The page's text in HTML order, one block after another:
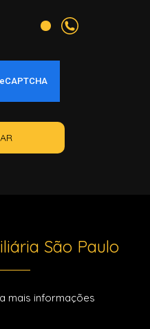
São Paulo
mais informações